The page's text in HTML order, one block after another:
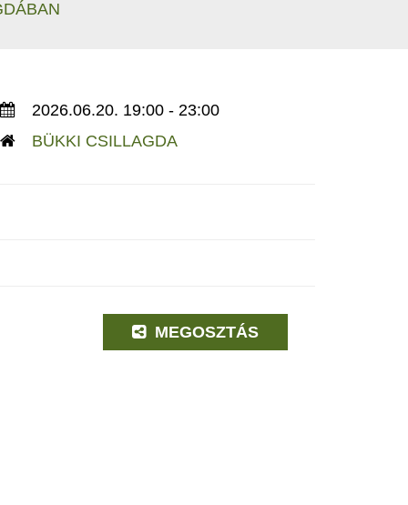
2026.06.20. 19:00 - 23:00
BÜKKI CSILLAGDA
MEGOSZTÁS